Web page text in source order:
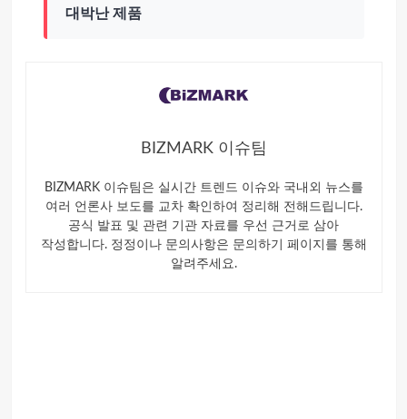
대박난 제품
BIZMARK 이슈팀
BIZMARK 이슈팀은 실시간 트렌드 이슈와 국내외 뉴스를
여러 언론사 보도를 교차 확인하여 정리해 전해드립니다.
공식 발표 및 관련 기관 자료를 우선 근거로 삼아
작성합니다. 정정이나 문의사항은 문의하기 페이지를 통해
알려주세요.